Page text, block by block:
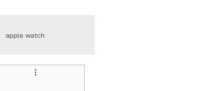
apple watch